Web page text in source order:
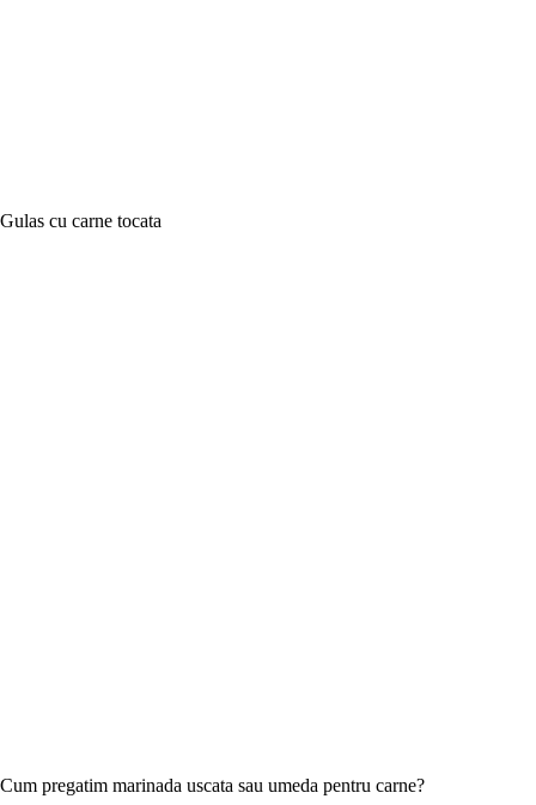
Gulas cu carne tocata
Cum pregatim marinada uscata sau umeda pentru carne?